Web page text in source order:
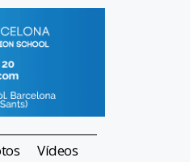
Vídeos